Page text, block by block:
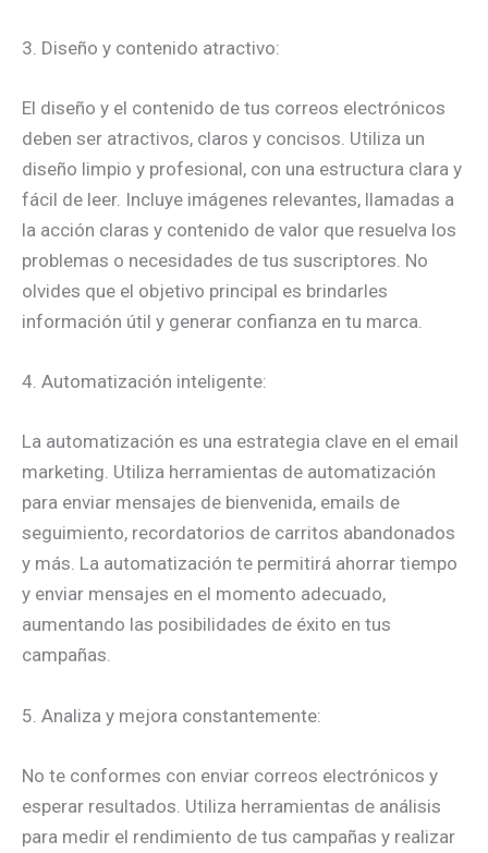
3. Diseño y contenido atractivo:
El diseño y el contenido de tus correos electrónicos
deben ser atractivos, claros y concisos. Utiliza un
diseño limpio y profesional, con una estructura clara y
fácil de leer. Incluye imágenes relevantes, llamadas a
la acción claras y contenido de valor que resuelva los
problemas o necesidades de tus suscriptores. No
olvides que el objetivo principal es brindarles
información útil y generar confianza en tu marca.
4. Automatización inteligente:
La automatización es una estrategia clave en el email
marketing. Utiliza herramientas de automatización
para enviar mensajes de bienvenida, emails de
seguimiento, recordatorios de carritos abandonados
y más. La automatización te permitirá ahorrar tiempo
y enviar mensajes en el momento adecuado,
aumentando las posibilidades de éxito en tus
campañas.
5. Analiza y mejora constantemente:
No te conformes con enviar correos electrónicos y
esperar resultados. Utiliza herramientas de análisis
para medir el rendimiento de tus campañas y realizar